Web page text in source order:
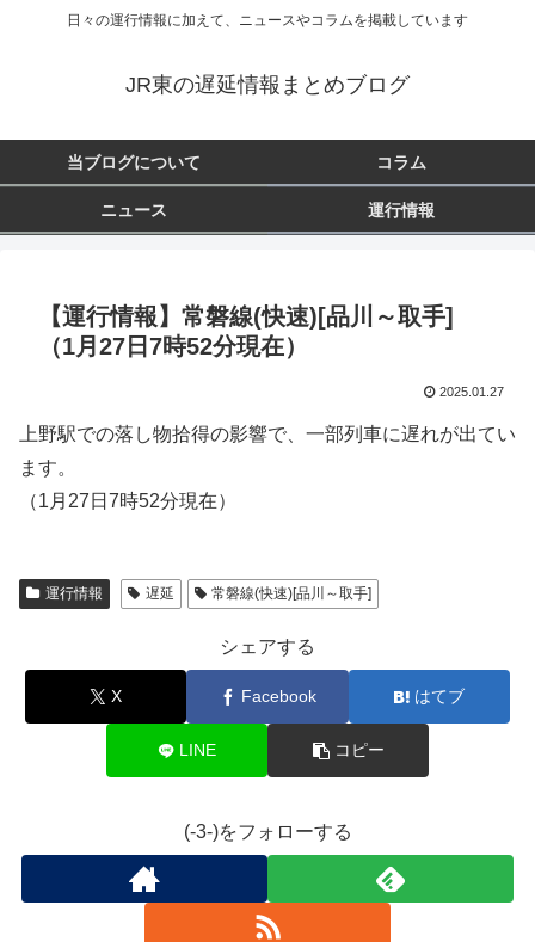
日々の運行情報に加えて、ニュースやコラムを掲載しています
JR東の遅延情報まとめブログ
当ブログについて コラム
ニュース 運行情報
【運行情報】常磐線(快速)[品川～取手]
（1月27日7時52分現在）
2025.01.27
上野駅での落し物拾得の影響で、一部列車に遅れが出てい
ます。
（1月27日7時52分現在）
運行情報 遅延 常磐線(快速)[品川～取手]
シェアする
X Facebook はてブ
LINE コピー
(-3-)をフォローする